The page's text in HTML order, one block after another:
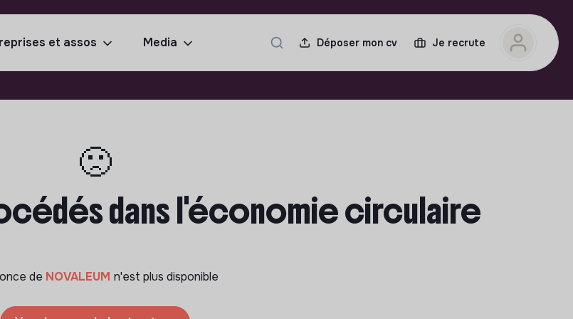
et assos Media Déposer mon cv Je recrute
🙁
dans l'économie circulaire
de NOVALEUM n'est plus disponible